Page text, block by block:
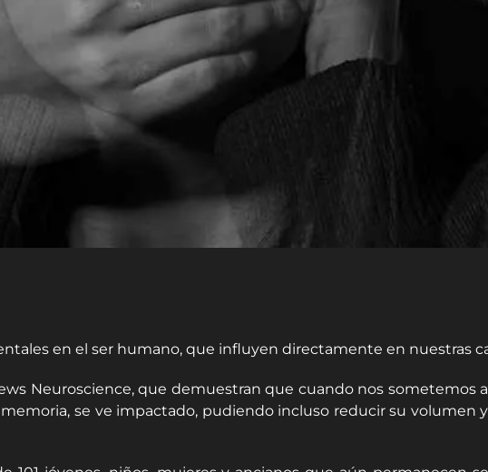
en el ser humano, que influyen directamente en nuestras
Neuroscience, que demuestran que cuando nos sometemos
se ve impactado, pudiendo incluso reducir su volumen